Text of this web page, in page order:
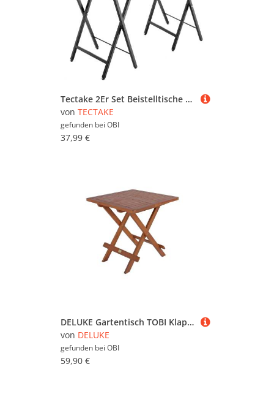
Tectake 2Er Set Beistelltische Phoenix Klappbar Industrial Style 48 x 36 x 66 50 cm Industrial Holz Dunkel Rustikal
von TECTAKE
gefunden bei OBI
37,99 €
DELUKE Gartentisch TOBI Klappbar Akazie Braun 50x50x50cm Garten Klapptisch Beistelltisch Wetterfest Outdoor Tisch
von DELUKE
gefunden bei OBI
59,90 €